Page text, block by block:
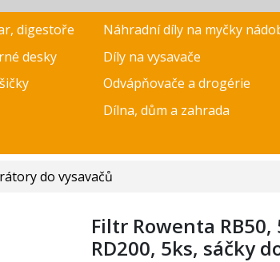
digestoře Náhradní díly na myčky
desky Díly na vysavače
Odvápňovače a drogérie
Dílna, dům a zahrada
do vysavačů
Filtr Rowenta RB50,
RD200, 5ks, sáčky